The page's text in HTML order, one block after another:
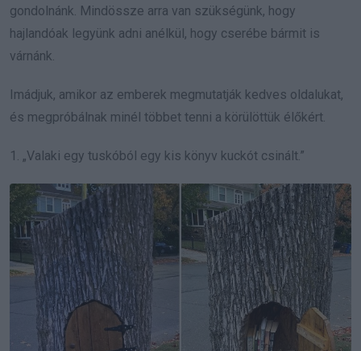
gondolnánk. Mindössze arra van szükségünk, hogy
hajlandóak legyünk adni anélkül, hogy cserébe bármit is
várnánk.
Imádjuk, amikor az emberek megmutatják kedves oldalukat,
és megpróbálnak minél többet tenni a körülöttük élőkért.
1. „Valaki egy tuskóból egy kis könyv kuckót csinált.”